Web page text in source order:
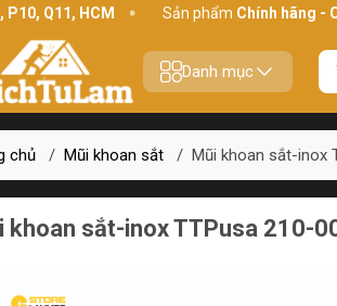
HCM Sản phẩmChính hãng - Chất
Danh mục
chủ / Mũi khoan sắt / Mũi khoan sắt-inox
khoan sắt-inox TTPusa 210-